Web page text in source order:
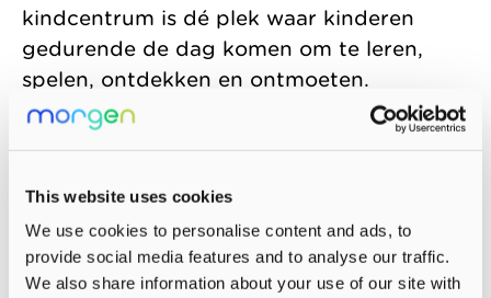
This website uses cookies
We use cookies to personalise content and ads, to
provide social media features and to analyse our traffic.
We also share information about your use of our site with
kindcentrum is dé plek waar kinderen
gedurende de dag komen om te leren,
spelen, ontdekken en ontmoeten.
Kinderopvang, onderwijs en vrije tijd
Max Havelaar Kindcentrum is een
samenwerking van Kinderopvang Morgen
met Stichting Christelijk Onderwijs Delft